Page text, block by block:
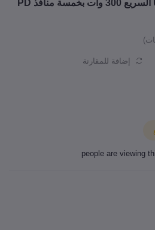
شاحن UGREEN Nexode السريع 300 وات بخمسة منافذ PD
إضافة للمقارنة